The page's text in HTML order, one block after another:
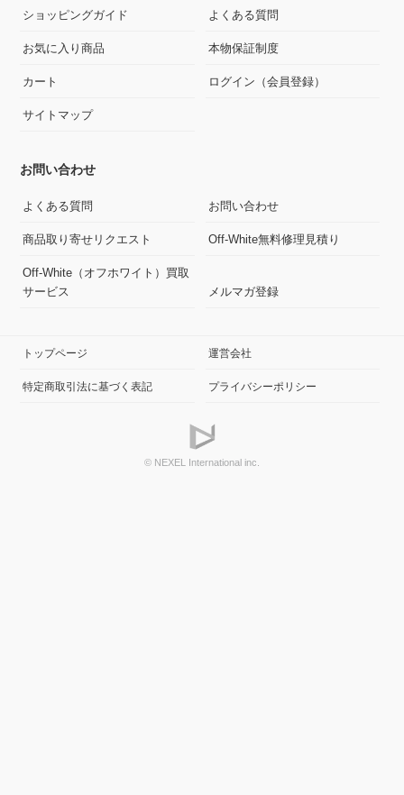
ショッピングガイド よくある質問
お気に入り商品 本物保証制度
カート ログイン（会員登録）
サイトマップ
お問い合わせ
よくある質問 お問い合わせ
商品取り寄せリクエスト Off-White無料修理見積り
Off-White（オフホワイト）買取
サービス
メルマガ登録
トップページ 運営会社
特定商取引法に基づく表記 プライバシーポリシー
© NEXEL International inc.